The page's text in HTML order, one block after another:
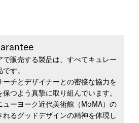
で販売する製品は、すべてキュレー
す。
ーチとデザイナーとの密接な協力を
つよう真摯に取り組んでいます。
ューヨーク近代美術館（MoMA）の
れるグッドデザインの精神を体現し